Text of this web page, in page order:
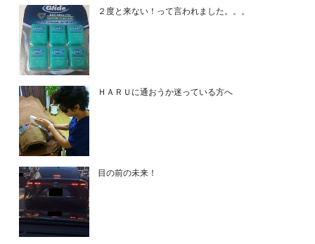
２度と来ない！って言われました。。。
ＨＡＲＵに通おうか迷っている方へ
目の前の未来！